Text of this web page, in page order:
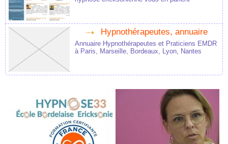
Hypnothérapeutes, annuaire
Annuaire Hypnothérapeutes et Praticiens EMDR
à Paris, Marseille, Bordeaux, Lyon, Nantes